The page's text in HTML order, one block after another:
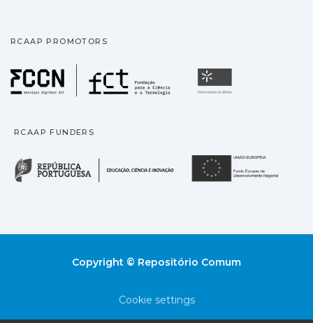
RCAAP PROMOTORS
Fundação para a
RCAAP FUNDERS
República Portuguesa
Copyright © Repositório Comum
Cookie settings